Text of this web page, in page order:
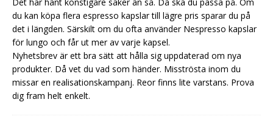
du kan köpa flera espresso kapslar till lägre pris sparar du på
det i längden. Särskilt om du ofta använder Nespresso kapslar
för lungo och får ut mer av varje kapsel.
Nyhetsbrev är ett bra sätt att hålla sig uppdaterad om nya
produkter. Då vet du vad som händer. Misströsta inom du
missar en realisationskampanj. Reor finns lite varstans. Prova
dig fram helt enkelt.